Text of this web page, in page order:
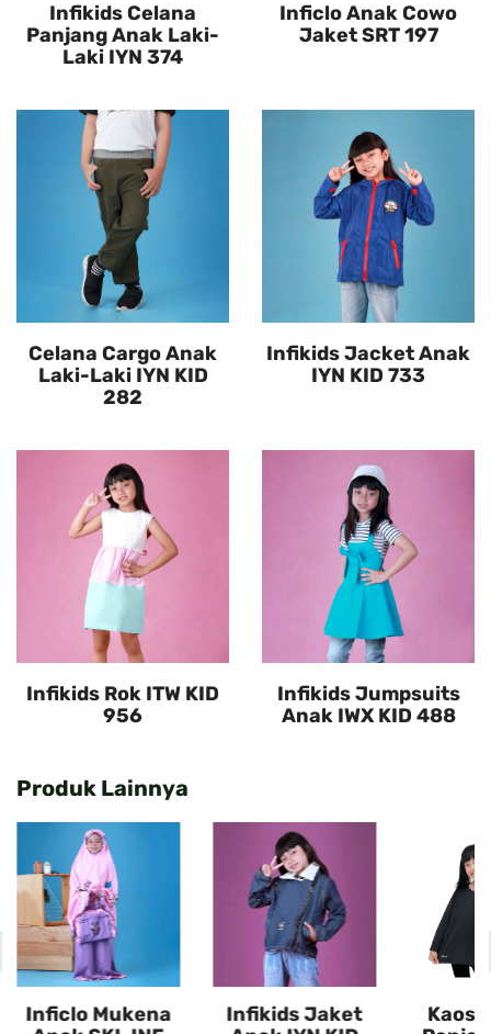
Infikids Celana
Panjang Anak Laki-
Laki IYN 374
Inficlo Anak Cowo
Jaket SRT 197
Celana Cargo Anak
Laki-Laki IYN KID
282
Infikids Jacket Anak
IYN KID 733
Infikids Rok ITW KID
956
Infikids Jumpsuits
Anak IWX KID 488
Produk Lainnya
Inficlo Mukena
Infikids Jaket
Kaos